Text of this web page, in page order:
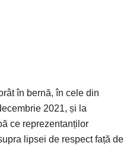
în bernă, în cele din
2021, și la
ce reprezentanților
lipsei de respect față de